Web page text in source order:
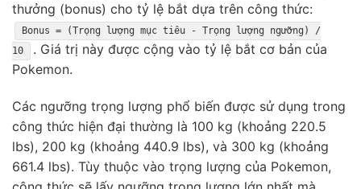
thưởng (bonus) cho tỷ lệ bắt dựa trên công thức:
Bonus = (Trọng lượng mục tiêu - Trọng lượng ngưỡng) /
10
. Giá trị này được cộng vào tỷ lệ bắt cơ bản của
Pokemon.
Các ngưỡng trọng lượng phổ biến được sử dụng trong
công thức hiện đại thường là 100 kg (khoảng 220.5
lbs), 200 kg (khoảng 440.9 lbs), và 300 kg (khoảng
661.4 lbs). Tùy thuộc vào trọng lượng của Pokemon,